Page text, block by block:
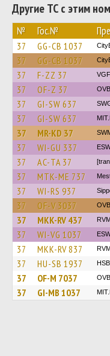
Другие ТС с этим
№ Гос.№
37 GG-CB 1037
37 GG-CB 1037
37 F-ZZ 37
37 OF-Z 37
37 GI-SW 637
37 GI-SW 637
37 MR-KD 37
37 WI-GU 337
37 AC-TA 37
37 MTK-ME 737
37 WI-RS 937
37 OF-V 3037
37 MKK-RV 437
37 WI-VG 1037
37 MKK-RV 837
37 HU-SB 1937
37 OF-M 7037
37 GI-MB 1037